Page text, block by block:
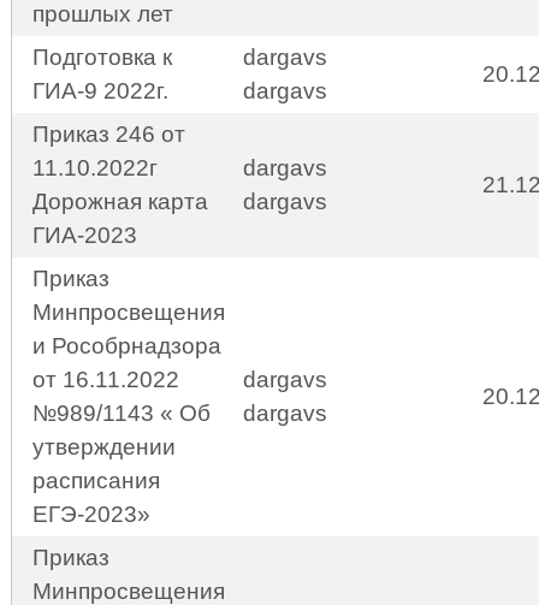
прошлых лет
Подготовка к
ГИА-9 2022г.
dargavs
dargavs
Приказ 246 от
11.10.2022г
Дорожная карта
ГИА-2023
dargavs
dargavs
Приказ
Минпросвещения
и Рособрнадзора
от 16.11.2022
№989/1143 « Об
утверждении
расписания
ЕГЭ-2023»
dargavs
dargavs
Приказ
Минпросвещения